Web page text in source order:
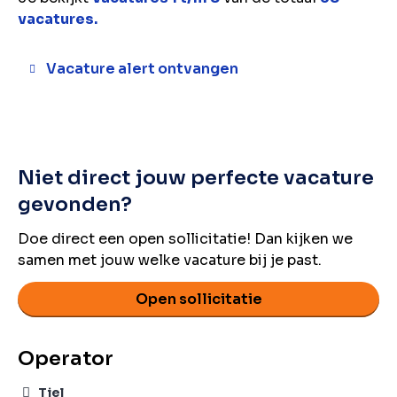
vacatures.
Vacature alert ontvangen
Niet direct jouw perfecte vacature
gevonden?
Doe direct een open sollicitatie! Dan kijken we
samen met jouw welke vacature bij je past.
Open sollicitatie
Operator
Tiel